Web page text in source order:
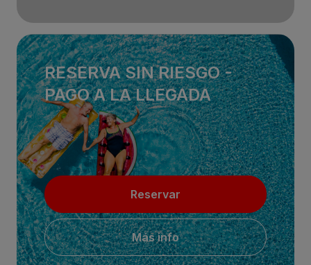
RESERVA SIN RIESGO -
PAGO A LA LLEGADA
Reservar
Más info